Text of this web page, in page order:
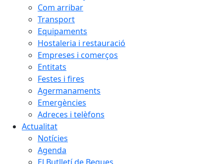
Com arribar
Transport
Equipaments
Hostaleria i restauració
Empreses i comerços
Entitats
Festes i fires
Agermanaments
Emergències
Adreces i telèfons
Actualitat
Notícies
Agenda